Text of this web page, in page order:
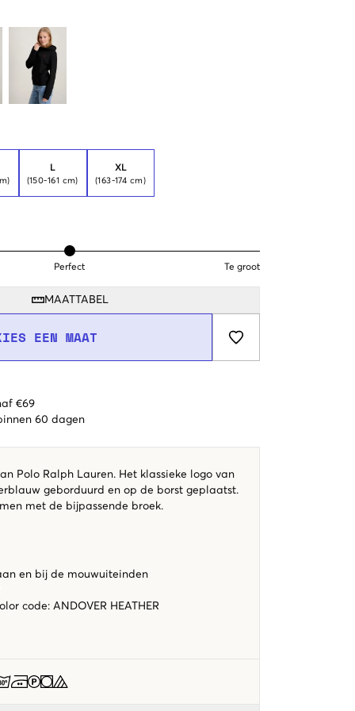
L
(150-161 cm)
XL
(163-174 cm)
Perfect Te groot
MAATTABEL
EEN MAAT
€69
60 dagen
Polo Ralph Lauren. Het klassieke logo van
geborduurd en op de borst geplaatst.
met de bijpassende broek.
en bij de mouwuiteinden
code: ANDOVER HEATHER